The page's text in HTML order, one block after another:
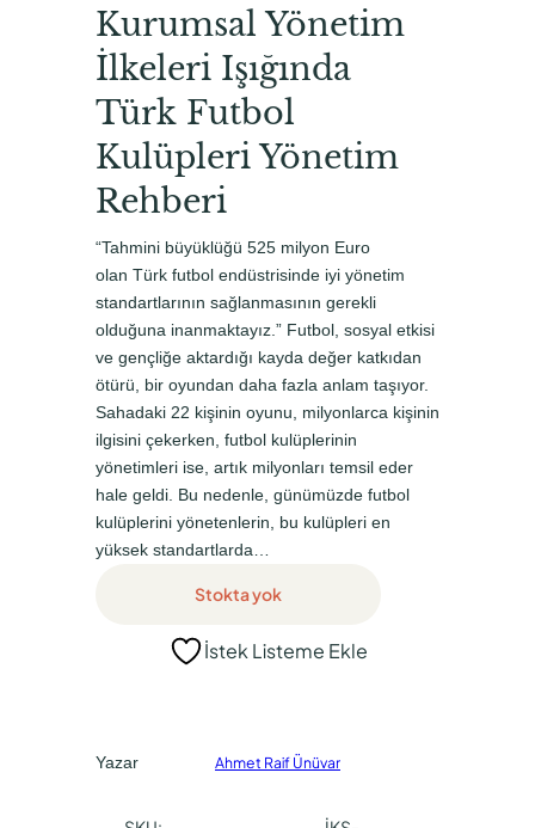
r
i
j
n
a
i
y
a
t
:
₺
1
2
u
a
n
d
a
k
i
y
a
t
:
₺
0
,
Kurumsal Yönetim
İlkeleri Işığında
Türk Futbol
Kulüpleri Yönetim
Rehberi
“Tahmini büyüklüğü 525 milyon Euro
olan Türk futbol endüstrisinde iyi yönetim
standartlarının sağlanmasının gerekli
olduğuna inanmaktayız.” Futbol, sosyal etkisi
ve gençliğe aktardığı kayda değer katkıdan
ötürü, bir oyundan daha fazla anlam taşıyor.
Sahadaki 22 kişinin oyunu, milyonlarca kişinin
ilgisini çekerken, futbol kulüplerinin
yönetimleri ise, artık milyonları temsil eder
hale geldi. Bu nedenle, günümüzde futbol
kulüplerini yönetenlerin, bu kulüpleri en
yüksek standartlarda…
Stokta yok
İstek Listeme Ekle
Yazar Ahmet Raif Ünüvar